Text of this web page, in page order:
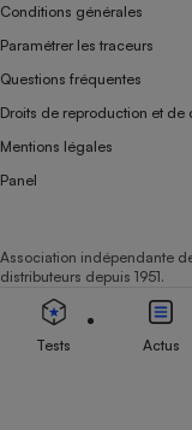
Conditions générales
Paramétrer les traceurs
Questions fréquentes
Droits de reproduction et de
Mentions légales
Panel
Association indépendante
distributeurs depuis 1951.
Tests Actus